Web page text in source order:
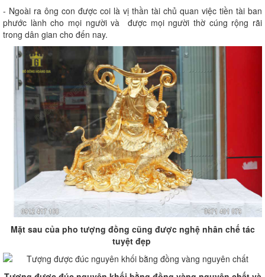
- Ngoài ra ông con được coi là vị thần tài chủ quan việc tiền tài ban
phước lành cho mọi người và được mọi người thờ cúng rộng rãi
trong dân gian cho đến nay.
Mặt sau của pho tượng đồng cũng được nghệ nhân chế tác
tuyệt đẹp